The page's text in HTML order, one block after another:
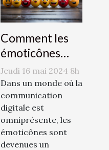
Comment les
émoticônes
révolutionnent
la
communication
Jeudi 16 mai 2024 8h
Dans un monde où la
communication
digitale est
omniprésente, les
émoticônes sont
devenues un